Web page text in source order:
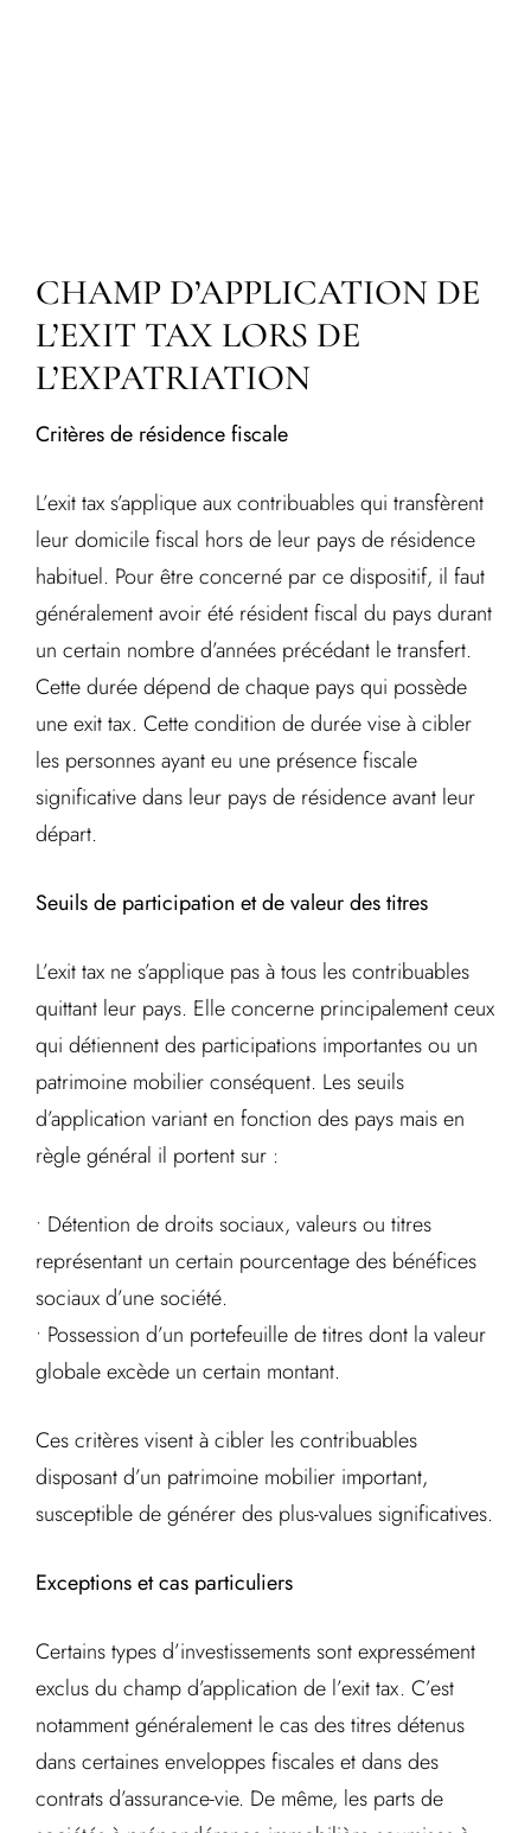
CHAMP D’APPLICATION DE
L’EXIT TAX LORS DE
L’EXPATRIATION
Critères de résidence fiscale
L’exit tax s’applique aux contribuables qui transfèrent
leur domicile fiscal hors de leur pays de résidence
habituel. Pour être concerné par ce dispositif, il faut
généralement avoir été résident fiscal du pays durant
un certain nombre d’années précédant le transfert.
Cette durée dépend de chaque pays qui possède
une exit tax. Cette condition de durée vise à cibler
les personnes ayant eu une présence fiscale
significative dans leur pays de résidence avant leur
départ.
Seuils de participation et de valeur des titres
L’exit tax ne s’applique pas à tous les contribuables
quittant leur pays. Elle concerne principalement ceux
qui détiennent des participations importantes ou un
patrimoine mobilier conséquent. Les seuils
d’application variant en fonction des pays mais en
règle général il portent sur :
• Détention de droits sociaux, valeurs ou titres
représentant un certain pourcentage des bénéfices
sociaux d’une société.
• Possession d’un portefeuille de titres dont la valeur
globale excède un certain montant.
Ces critères visent à cibler les contribuables
disposant d’un patrimoine mobilier important,
susceptible de générer des plus-values significatives.
Exceptions et cas particuliers
Certains types d’investissements sont expressément
exclus du champ d’application de l’exit tax. C’est
notamment généralement le cas des titres détenus
dans certaines enveloppes fiscales et dans des
contrats d’assurance-vie. De même, les parts de